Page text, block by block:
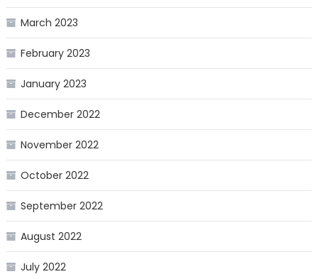
March 2023
February 2023
January 2023
December 2022
November 2022
October 2022
September 2022
August 2022
July 2022